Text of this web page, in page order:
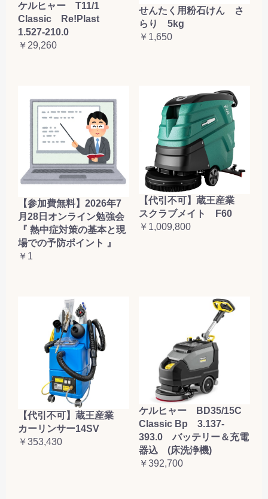
ケルヒャー T11/1
Classic Re!Plast
1.527-210.0
￥29,260
せんたく用粉石けん さ
らり 5kg
￥1,650
【参加費無料】2026年7
月28日オンライン勉強会
『 熱中症対策の基本と現
場での予防ポイント 』
￥1
【代引不可】蔵王産業
スクラブメイト F60
￥1,009,800
【代引不可】蔵王産業
カーリンサー14SV
￥353,430
ケルヒャー BD35/15C
Classic Bp 3.137-
393.0 バッテリー＆充電
器込 (床洗浄機)
￥392,700